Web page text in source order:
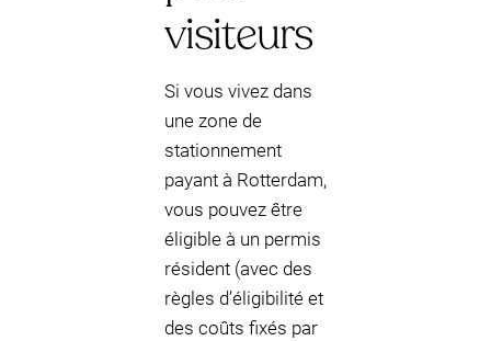
visiteurs
Si vous vivez dans
une zone de
stationnement
payant à Rotterdam,
vous pouvez être
éligible à un permis
résident (avec des
règles d’éligibilité et
des coûts fixés par